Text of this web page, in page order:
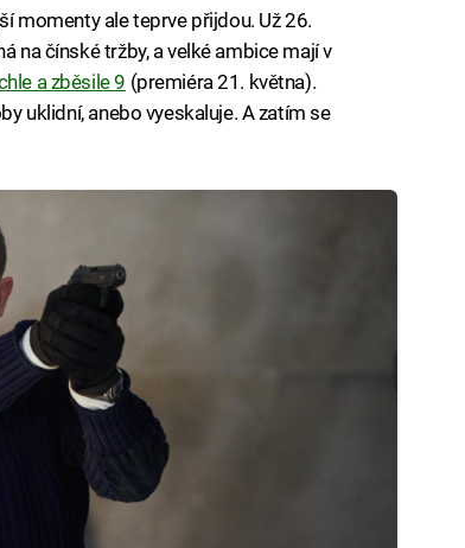
momenty ale teprve přijdou. Už 26.
na čínské tržby, a velké ambice mají v
a zběsile 9 (premiéra 21. května).
uklidní, anebo vyeskaluje. A zatím se